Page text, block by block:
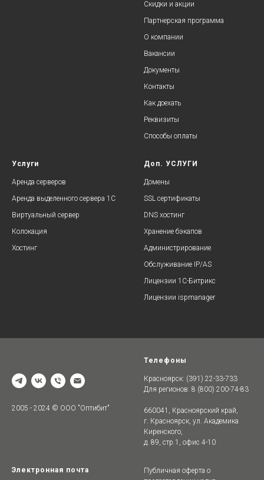
Скидки и акции
Партнерская программа
О компании
Вакансии
Документы
Контакты
Как доехать
Реквизиты
Способы оплаты
Услуги
Аренда серверов
Аренда выделенного сервера 1С
Виртуальный сервер
Колокация
Хостинг
Доп. УСЛУГИ
Домены
SSL сертификаты
DNS хостинг
Хранение бэкапов
Администрирование
Обслуживание IP/AS
Лицензии 1C-Битрикс
Лицензии ispmanager
2005 - 2024 © ООО "Оптибит"
Телефоны
Красноярск: (391) 22-33-733
Для регионов: 8 (800) 200-74-83
660041, Красноярский край,
г. Красноярск, ул. Академика
Киренского,
д. 89, стр.1, офис 4-10
Электронная почта
Публичная оферта о